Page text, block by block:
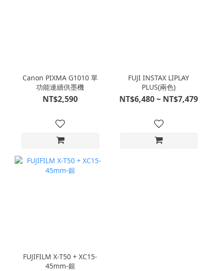
Canon PIXMA G1010 單
功能連續供墨機
NT$2,590
FUJI INSTAX LIPLAY
PLUS(兩色)
NT$6,480 ~ NT$7,479
FUJIFILM X-T50 + XC15-
45mm-銀